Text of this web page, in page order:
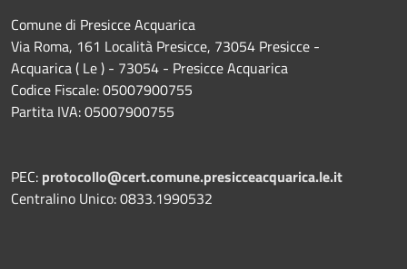
Comune di Presicce Acquarica
Via Roma, 161 Località Presicce, 73054 Presicce -
Acquarica ( Le ) - 73054 - Presicce Acquarica
Codice Fiscale: 05007900755
Partita IVA: 05007900755
PEC: protocollo@cert.comune.presicceacquarica.le.it
Centralino Unico: 0833.1990532